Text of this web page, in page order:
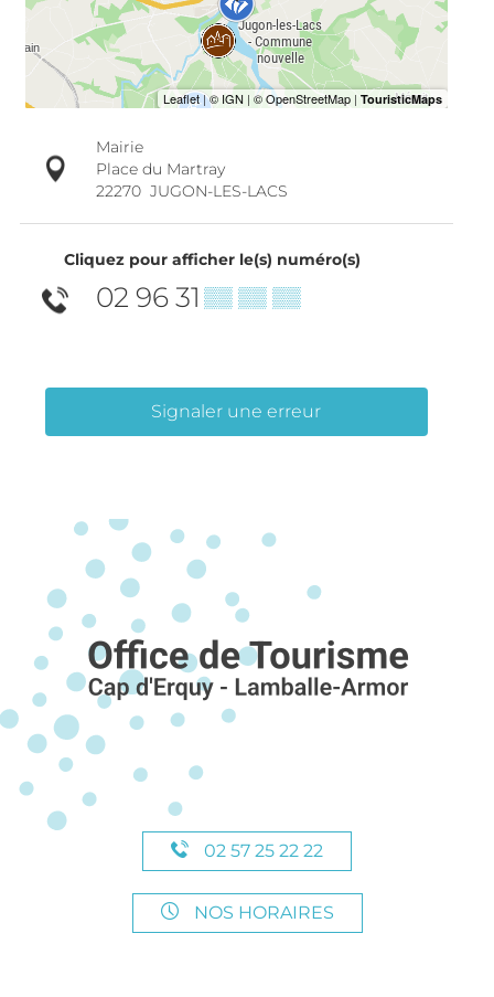
Mairie
Place du Martray
22270 JUGON-LES-LACS
Cliquez pour afficher le(s) numéro(s)
02 96 31 ▒▒ ▒▒ ▒▒
Signaler une erreur
02 57 25 22 22
NOS HORAIRES